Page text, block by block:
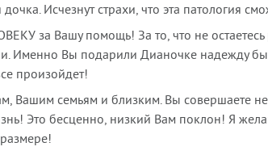
Исчезнут страхи, что эта патология
за Вашу помощь! За то, что не
Именно Вы подарили Дианочке надежду
произойдет!
Вашим семьям и близким. Вы совершаете
Это бесценно, низкий Вам поклон! Я